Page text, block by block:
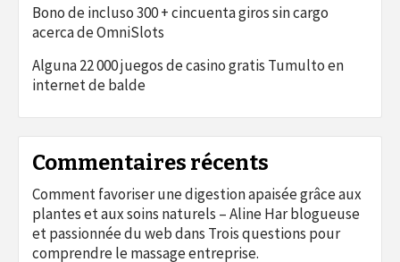
Bono de incluso 300 + cincuenta giros sin cargo
acerca de OmniSlots
Alguna 22 000 juegos de casino gratis Tumulto en
internet de balde
Commentaires récents
Comment favoriser une digestion apaisée grâce aux
plantes et aux soins naturels – Aline Har blogueuse
et passionnée du webdans Trois questions pour
comprendre le massage entreprise.